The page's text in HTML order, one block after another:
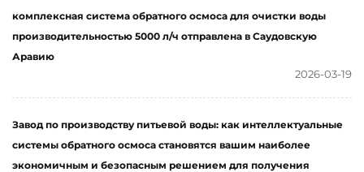
комплексная система обратного осмоса для очистки воды
производительностью 5000 л/ч отправлена в Саудовскую
Аравию
2026-03-19
Завод по производству питьевой воды: как интеллектуальные
системы обратного осмоса становятся вашим наиболее
экономичным и безопасным решением для получения